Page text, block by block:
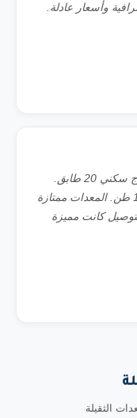
وأسعار عادلة.
تعاملنا مع رافعات الشموخ في مشروع برج سكني 20 طابق.
وفروا لنا تاور كرين ومان لفت وكرين 100 طن. المعدات ممتازة
كانت مميزة
الثقيلة